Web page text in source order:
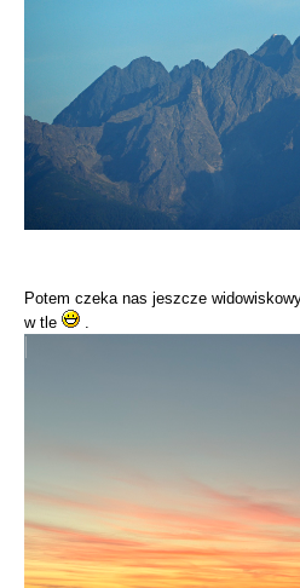
Potem czeka nas jeszcze
w tle
.